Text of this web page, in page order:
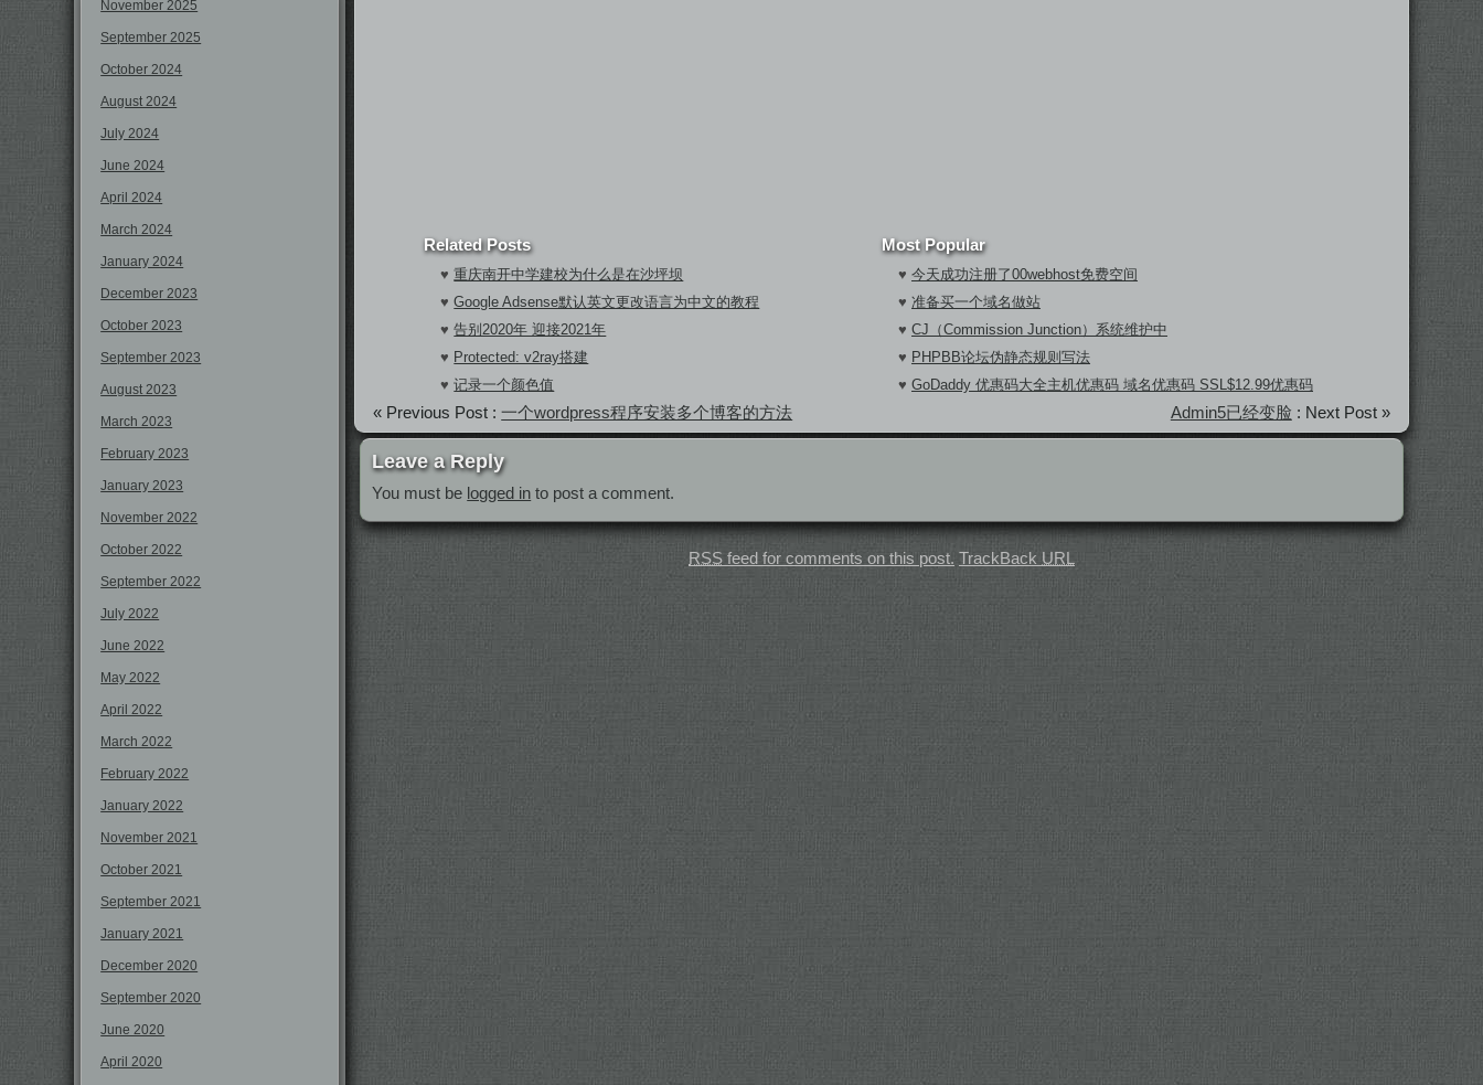
November 2025
September 2025
October 2024
August 2024
July 2024
June 2024
April 2024
March 2024
January 2024
December 2023
October 2023
September 2023
August 2023
March 2023
February 2023
January 2023
November 2022
October 2022
September 2022
July 2022
June 2022
May 2022
April 2022
March 2022
February 2022
January 2022
November 2021
October 2021
September 2021
January 2021
December 2020
September 2020
June 2020
April 2020
Most Popular
♥今天成功注册了00webhost免费空间
♥准备买一个域名做站
♥CJ（Commission Junction）系统维护中
♥ PHPBB论坛伪静态规则写法
♥GoDaddy 优惠码大全主机优惠码 域名优惠码 SSL$12.99优惠码
Related Posts
♥重庆南开中学建校为什么是在沙坪坝
♥Google Adsense默认英文更改语言为中文的教程
♥告别2020年 迎接2021年
♥ Protected: v2ray搭建
♥记录一个颜色值
« Previous Post :一个wordpress程序安装多个博客的方法 Admin5已经变脸 : Next Post »
Leave a Reply
You must be logged in to post a comment.
RSS feed for comments on this post. TrackBack URL